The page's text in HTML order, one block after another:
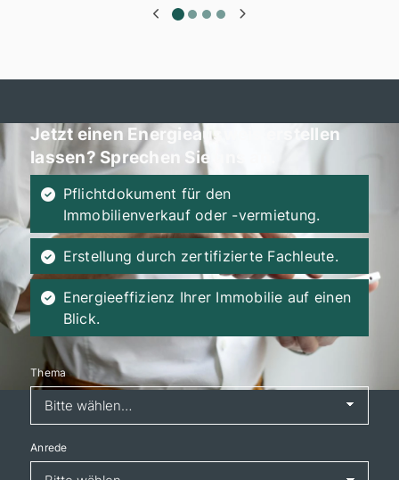
Jetzt einen Energieausweis erstellen
lassen? Sprechen Sie uns an.
Pflichtdokument für den
Immobilienverkauf oder -vermietung.
Erstellung durch zertifizierte Fachleute.
Energieeffizienz Ihrer Immobilie auf einen
Blick.
Thema
Anrede